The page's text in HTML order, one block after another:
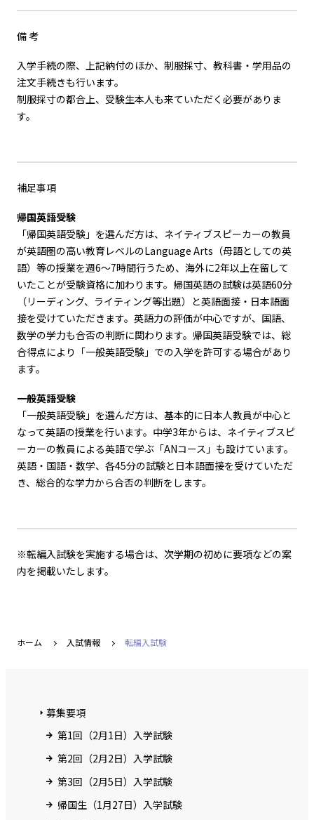
備 考
入学手続の際、上記納付のほか、制服採寸、教科書・学用品の
注文手続きも行います。
制服採寸の都合上、受験生本人も来ていただく必要がありま
す。
補足事項
帰国英語受験
「帰国英語受験」を選んだ方は、ネイティブスピーカーの教員
が英語圏の高い教育レベルのLanguage Arts（母語としての英
語）等の授業を週6〜7時間行うため、海外に2年以上在留して
いたことが受験資格に加わります。帰国英語の試験は英語60分
（リーディング、ライティング等出題）と英語面接・日本語面
接を受けていただきます。英語力の評価が中心ですが、国語、
数学の学力も合否の判断に関わります。帰国英語受験では、総
合得点により「一般英語受験」での入学を許可する場合があり
ます。
一般英語受験
「一般英語受験」を選んだ方は、基本的に日本人教員が中心と
なって英語の授業を行います。中学3年からは、ネイティブスピ
ーカーの教員による英語で学ぶ「ANコース」も設けています。
英語・国語・数学、各45分の試験と日本語面接を受けていただ
き、総合的な学力から合否の判断をします。
※転編入試験を実施する場合は、次学期の初めに要項などの案
内を掲載いたします。
ホーム 入試情報 転編入試験
募集要項
第1回（2月1日）入学試験
第2回（2月2日）入学試験
第3回（2月5日）入学試験
帰国生（1月27日）入学試験